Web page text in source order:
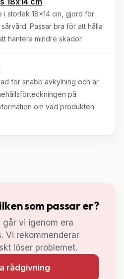
i storlek 18x14 cm, gjord för
Passar bra för att hålla
hantera mindre skador.
för snabb avkylning och är
på
om vad produkten
som passar er?
går vi igenom era
Vi rekommenderar
löser problemet.
rådgivning